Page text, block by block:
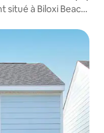
à Biloxi Beach,